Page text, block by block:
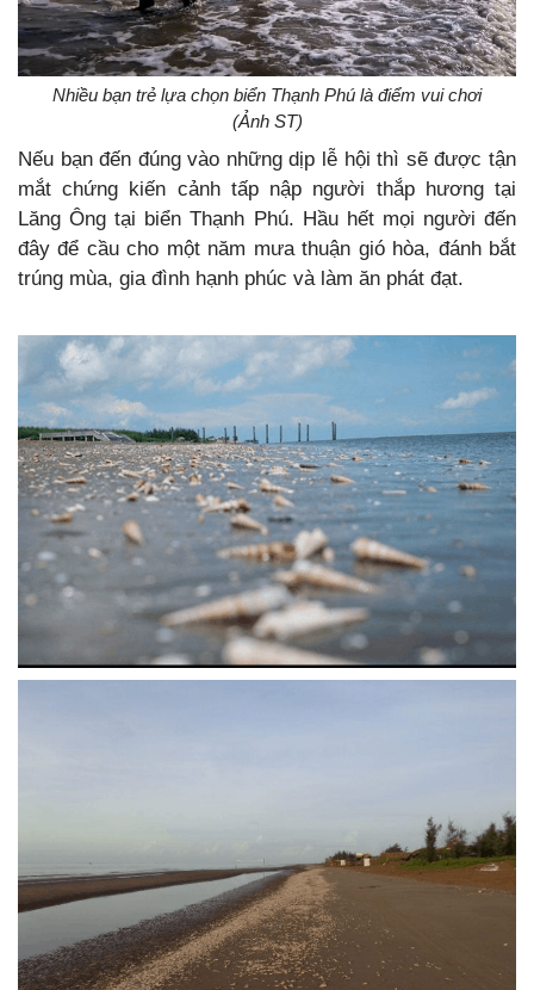
Nhiều bạn trẻ lựa chọn biển Thạnh Phú là điểm vui chơi
(Ảnh ST)
Nếu bạn đến đúng vào những dịp lễ hội thì sẽ được tận
mắt chứng kiến cảnh tấp nập người thắp hương tại
Lăng Ông tại biển Thạnh Phú. Hầu hết mọi người đến
đây để cầu cho một năm mưa thuận gió hòa, đánh bắt
trúng mùa, gia đình hạnh phúc và làm ăn phát đạt.